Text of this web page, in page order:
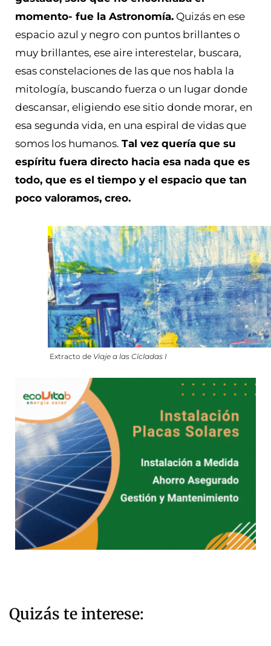
momento- fue la Astronomía. Quizás en ese
espacio azul y negro con puntos brillantes o
muy brillantes, ese aire interestelar, buscara,
esas constelaciones de las que nos habla la
mitología, buscando fuerza o un lugar donde
descansar, eligiendo ese sitio donde morar, en
esa segunda vida, en una espiral de vidas que
somos los humanos. Tal vez quería que su
espíritu fuera directo hacia esa nada que es
todo, que es el tiempo y el espacio que tan
poco valoramos, creo.
Extracto de Viaje a las Cícladas I
Quizás te interese: